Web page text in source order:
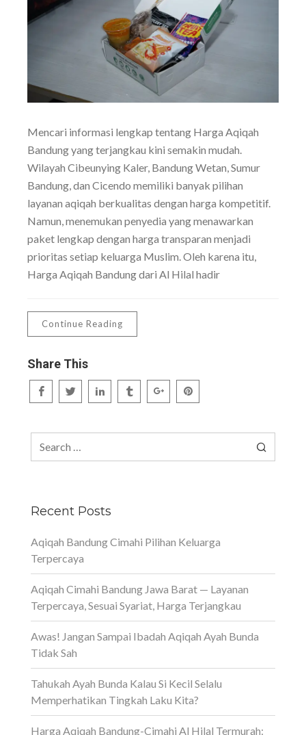
Mencari informasi lengkap tentang Harga Aqiqah
Bandung yang terjangkau kini semakin mudah.
Wilayah Cibeunying Kaler, Bandung Wetan, Sumur
Bandung, dan Cicendo memiliki banyak pilihan
layanan aqiqah berkualitas dengan harga kompetitif.
Namun, menemukan penyedia yang menawarkan
paket lengkap dengan harga transparan menjadi
prioritas setiap keluarga Muslim. Oleh karena itu,
Harga Aqiqah Bandung dari Al Hilal hadir
Continue Reading
Share This
Recent Posts
Aqiqah Bandung Cimahi Pilihan Keluarga
Terpercaya
Aqiqah Cimahi Bandung Jawa Barat — Layanan
Terpercaya, Sesuai Syariat, Harga Terjangkau
Awas! Jangan Sampai Ibadah Aqiqah Ayah Bunda
Tidak Sah
Tahukah Ayah Bunda Kalau Si Kecil Selalu
Memperhatikan Tingkah Laku Kita?
Harga Aqiqah Bandung-Cimahi Al Hilal Termurah: